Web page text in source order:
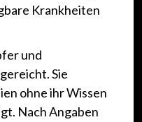
Krankheiten
und
Sie
ohne ihr Wissen
Nach Angaben